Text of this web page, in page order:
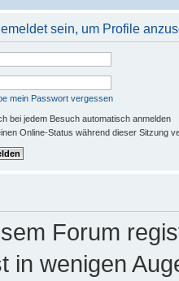
sein, um Profile
mein Passwort vergessen
bei jedem Besuch automatisch anmelden
Online-Status während dieser Sitzung
Forum
in wenigen